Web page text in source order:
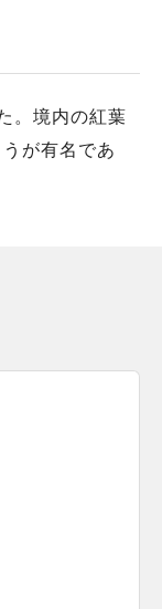
。境内の紅葉
が有名であ